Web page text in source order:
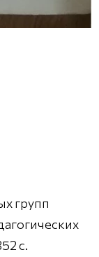
групп
с.